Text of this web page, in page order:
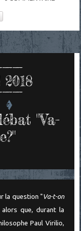
"Va-
la question " Va-t-on
alors que, durant la
Paul Virilio,